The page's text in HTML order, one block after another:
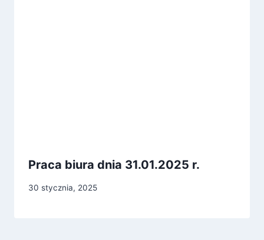
Praca biura dnia 31.01.2025 r.
30 stycznia, 2025